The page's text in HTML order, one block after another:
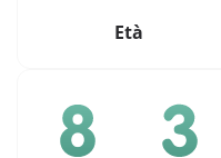
Età